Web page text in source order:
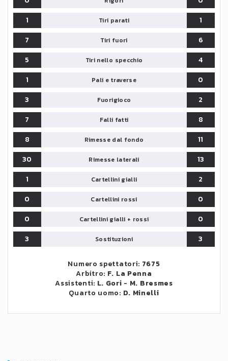
1
Tiri parati
1
7
Tiri fuori
6
5
Tiri nello specchio
4
1
Pali e traverse
0
3
Fuorigioco
2
7
Falli fatti
8
8
Rimesse dal fondo
11
30
Rimesse laterali
13
1
Cartellini gialli
2
0
Cartellini rossi
0
0
Cartellini gialli + rossi
0
3
Sostituzioni 3
Numero spettatori: 7675
Arbitro: F. La Penna
Assistenti: L. Gori - M. Bresmes
Quarto uomo: D. Minelli